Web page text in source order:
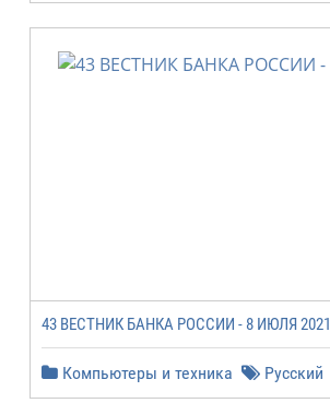
43 ВЕСТНИК БАНКА РОССИИ - 8 ИЮЛЯ 2021
Компьютеры и техника Русский